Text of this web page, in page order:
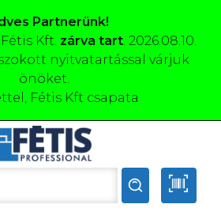
Partnerünk!
Kft. zárva tart. 2026.08.10.
nyitvatartással várjuk
önöket.
Fétis Kft csapata